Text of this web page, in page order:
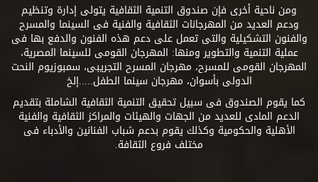
ومن ناحية أخرى فإن صندوق التنمية الثقافية يتولى إدارة وتنظيم
ودعم العديد من المهرجانات الثقافية والفنية فى السينما والمسرح
والفنون التشكيلية والتى تعمل على دعم هذه الفنون والدفع بها فى
عملية التنمية والتطوير ومنها: المهرجان القومى للسينما المصرية،
المهرجان القومى للمسرح، مهرجان المسرح التجريبى، سمبوزيوم النحت
الدولى بأسوان، مهرجان سينما الطفل.....إلخ
كما يقوم الصندوق فى سبيل تحقيق التنمية الثقافية الشاملة بتقديم
الدعم المادى للعديد من الجهات والهيئات والمراكز الثقافية والفنية
الأهلية والحكومية وكذلك يقوم بدعم شباب الفنانين والأدباء فى
مختلف فروع الثقافة.